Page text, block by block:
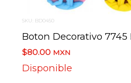
SKU: BD0450
$80.00 MXN
Disponible